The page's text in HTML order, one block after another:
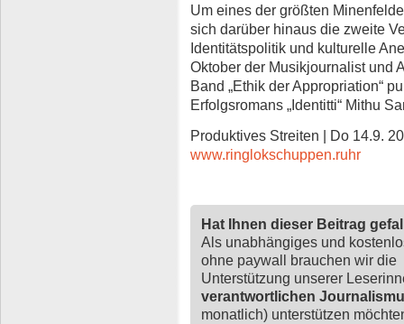
Um eines der größten
sich darüber hinaus die zweite
Identitätspolitik und kulturelle
Oktober der Musikjournalist und
Band „Ethik der Appropriation“
Erfolgsromans „Identitti“ Mithu
Produktives Streiten | Do 14.9.
www.ringlokschuppen.ruhr
Hat Ihnen dieser Beitrag
Als unabhängiges und
ohne paywall brauchen wir die
Unterstützung unserer
verantwortlichen
monatlich) unterstützen